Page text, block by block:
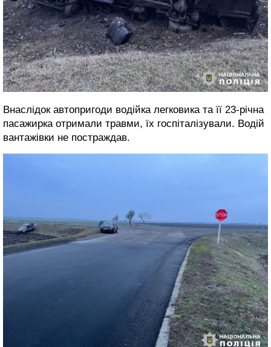
Внаслідок автопригоди водійка легковика та її 23-річна
пасажирка отримали травми, їх госпіталізували. Водій
вантажівки не постраждав.